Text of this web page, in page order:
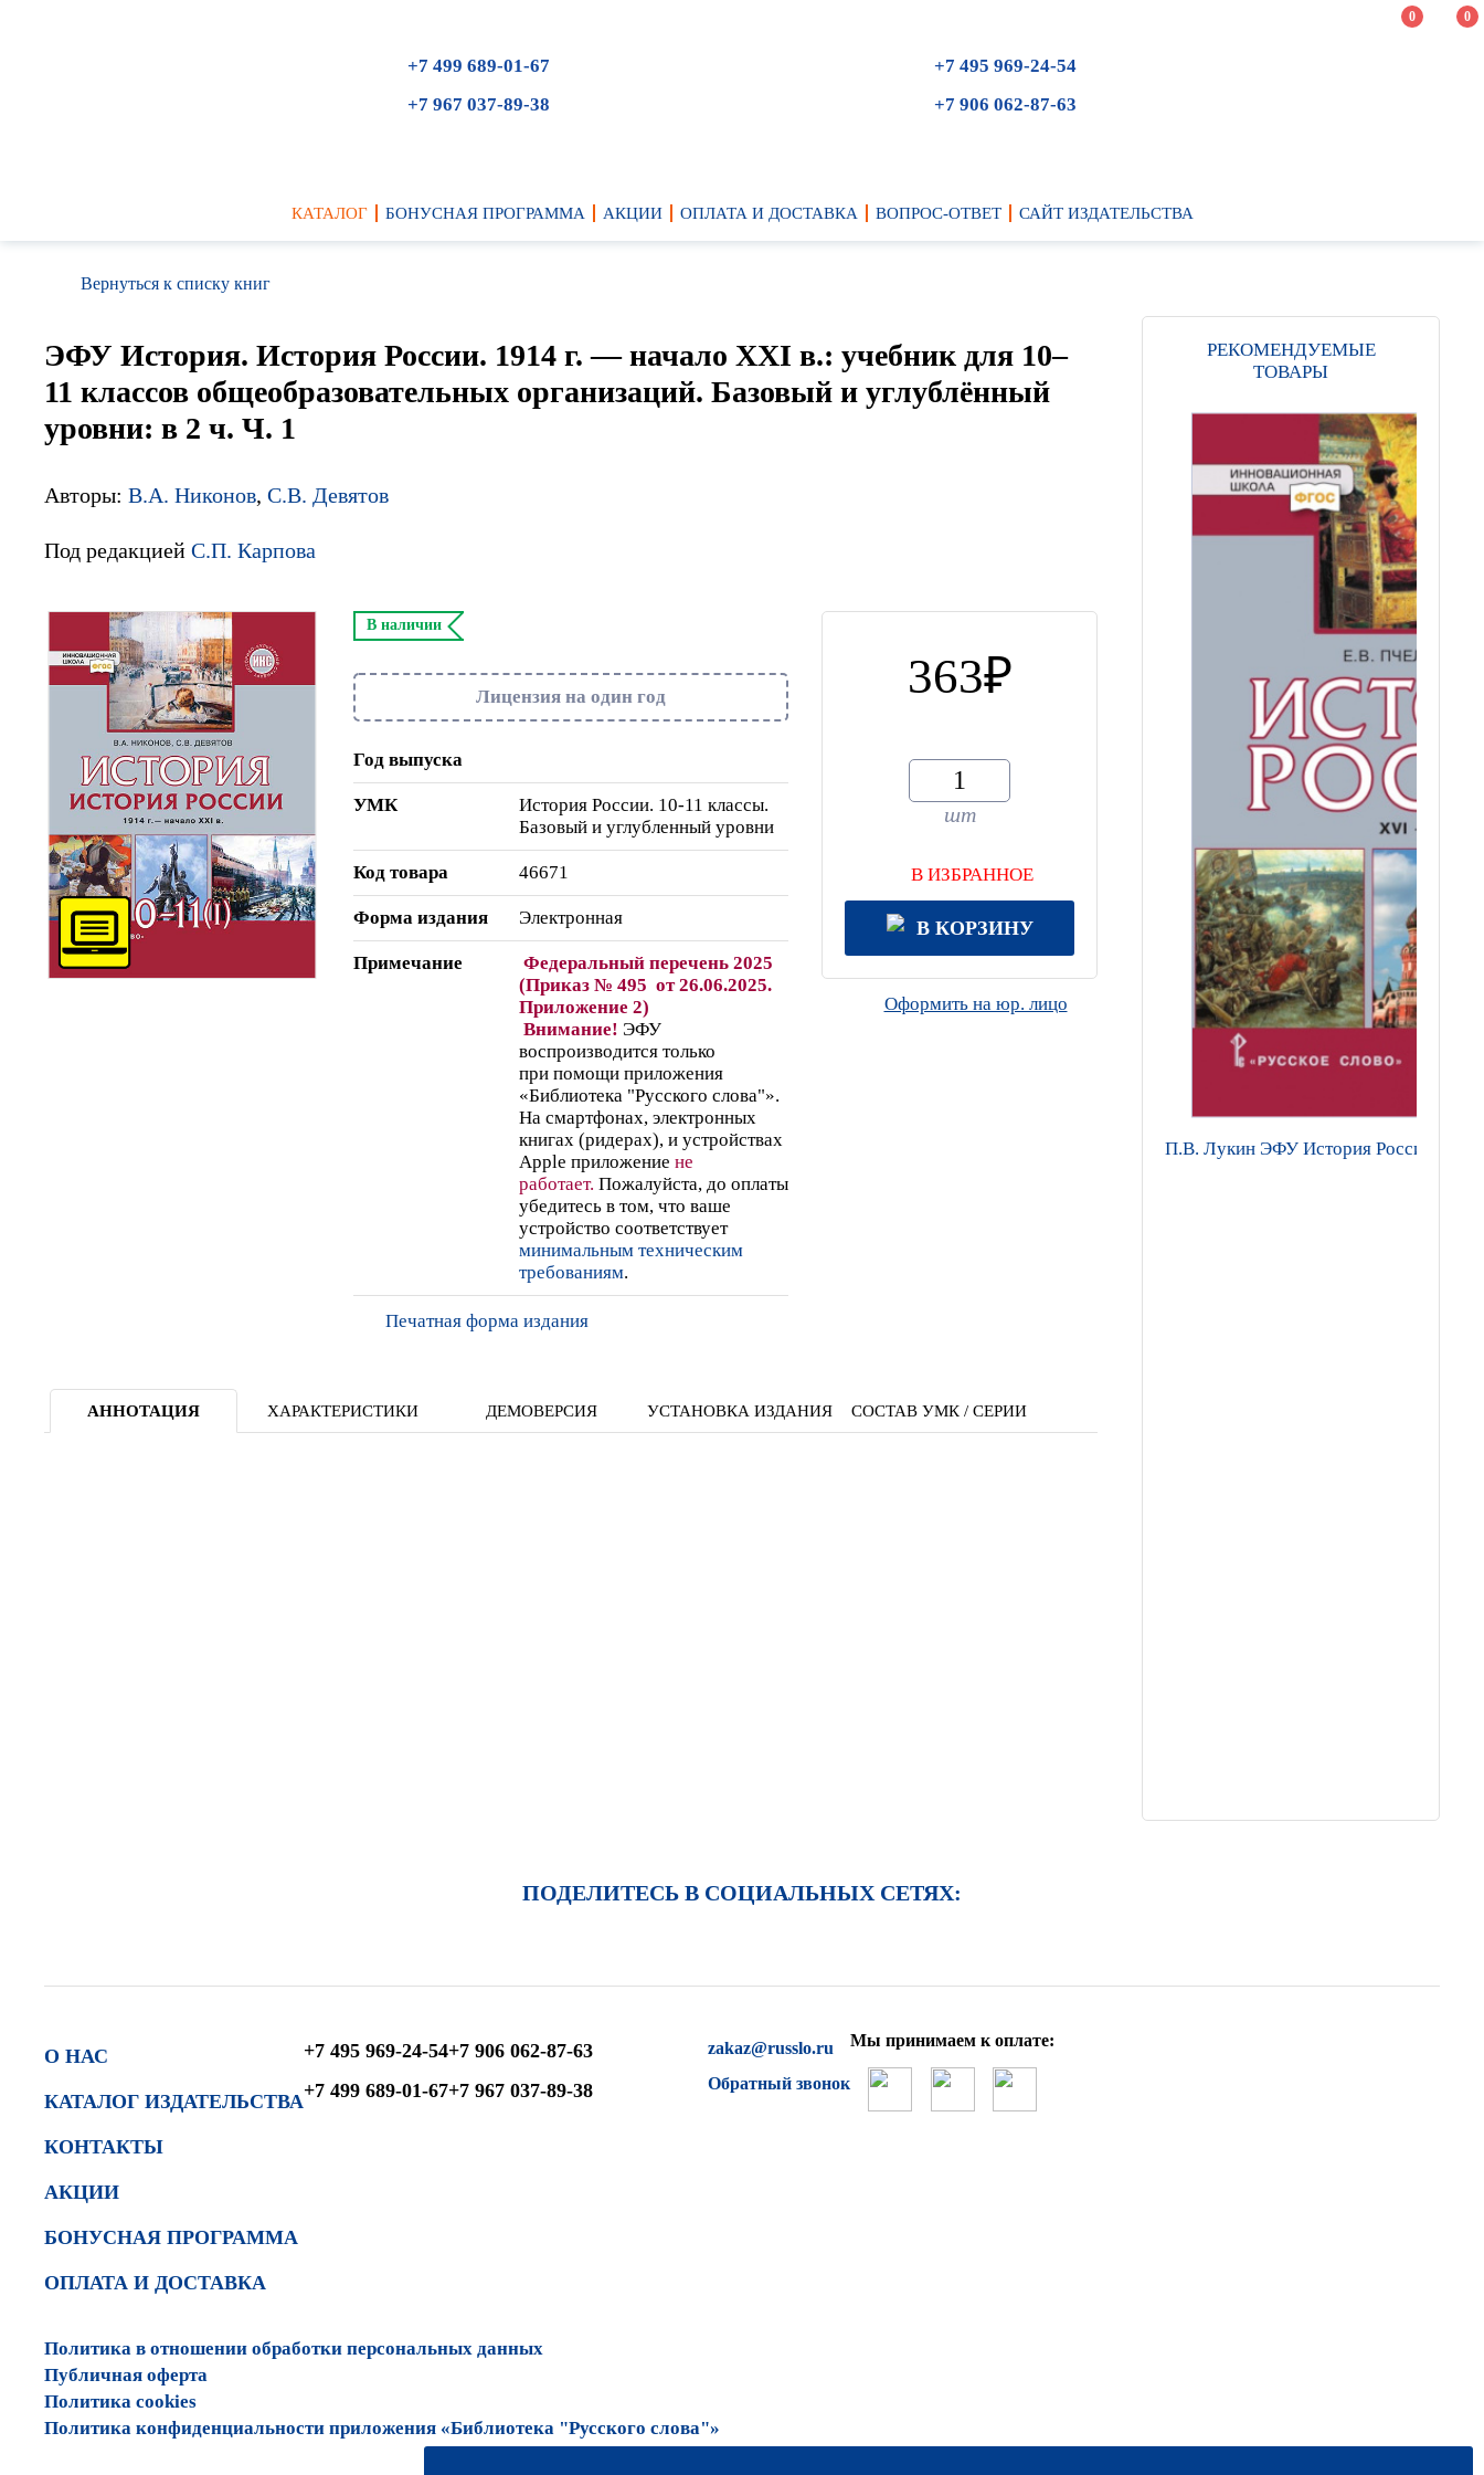
0 0
+7 499 689-01-67
+7 967 037-89-38
+7 495 969-24-54
+7 906 062-87-63
КАТАЛОГ БОНУСНАЯ ПРОГРАММА АКЦИИ ОПЛАТА И ДОСТАВКА ВОПРОС-ОТВЕТ САЙТ ИЗДАТЕЛЬСТВА
Вернуться к списку книг
ЭФУ История. История России. 1914 г. — начало ХХI в.: учебник для 10–
11 классов общеобразовательных организаций. Базовый и углублённый
уровни: в 2 ч. Ч. 1
Авторы: В.А. Никонов, С.В. Девятов
Под редакцией С.П. Карпова
В наличии
Лицензия на один год
Год выпуска
УМК
История России. 10-11 классы.
Базовый и углубленный уровни
Код товара 46671
Форма издания Электронная
Примечание
Федеральный перечень 2025
(Приказ № 495 от 26.06.2025.
Приложение 2)
Внимание! ЭФУ
воспроизводится только
при помощи приложения
«Библиотека "Русского слова"».
На смартфонах, электронных
книгах (ридерах), и устройствах
Apple приложение не
работает. Пожалуйста, до оплаты
убедитесь в том, что ваше
устройство соответствует
минимальным техническим
требованиям.
Печатная форма издания
363
шт
В ИЗБРАННОЕ
В КОРЗИНУ
Оформить на юр. лицо
АННОТАЦИЯ ХАРАКТЕРИСТИКИ ДЕМОВЕРСИЯ УСТАНОВКА ИЗДАНИЯ СОСТАВ УМК / СЕРИИ
РЕКОМЕНДУЕМЫЕ
ТОВАРЫ
П.В. Лукин ЭФУ История России.
ПОДЕЛИТЕСЬ В СОЦИАЛЬНЫХ СЕТЯХ:
О НАС
КАТАЛОГ ИЗДАТЕЛЬСТВА
КОНТАКТЫ
АКЦИИ
БОНУСНАЯ ПРОГРАММА
ОПЛАТА И ДОСТАВКА
+7 495 969-24-54
+7 499 689-01-67
+7 906 062-87-63
+7 967 037-89-38
zakaz@russlo.ru
Обратный звонок
Мы принимаем к оплате:
Политика в отношении обработки персональных данных
Публичная оферта
Политика cookies
Политика конфиденциальности приложения «Библиотека "Русского слова"»